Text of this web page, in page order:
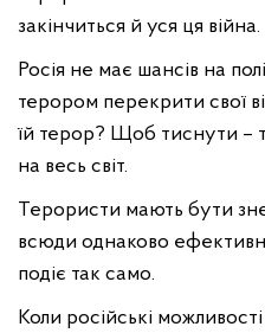
закінчиться й уся ця війна.
Росія не має шансів на
терором перекрити свої
їй терор? Щоб тиснути –
на весь світ.
Терористи мають бути
всюди однаково
подіє так само.
Коли російські